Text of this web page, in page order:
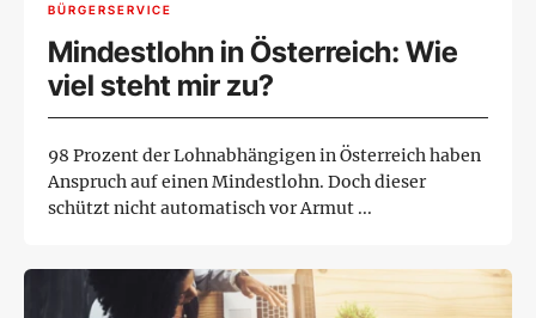
BÜRGERSERVICE
Mindestlohn in Österreich: Wie
viel steht mir zu?
98 Prozent der Lohnabhängigen in Österreich haben
Anspruch auf einen Mindestlohn. Doch dieser
schützt nicht automatisch vor Armut ...